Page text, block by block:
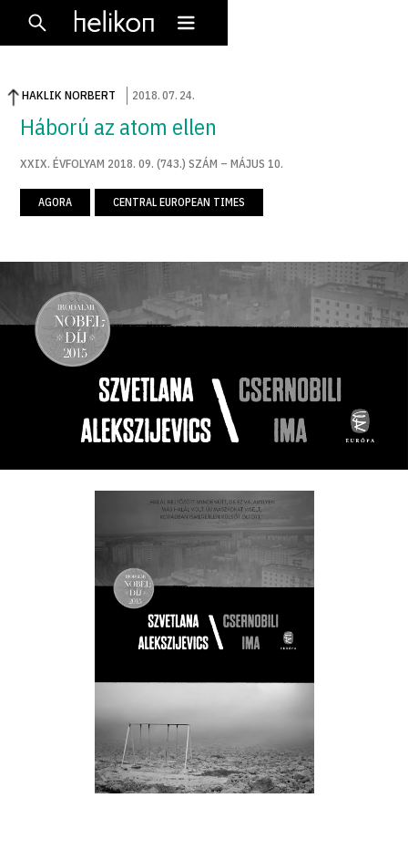
HAKLIK NORBERT 2018.07. 24.
Háború az atom ellen
XXIX. ÉVFOLYAM 2018. 09. (743.) SZÁM – MÁJUS 10.
AGORA CENTRAL EUROPEAN TIMES